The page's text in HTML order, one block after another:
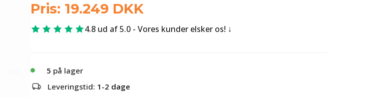
Pris: 19.249 DKK
4.8 ud af 5.0 - Vores kunder elsker os!
5 på lager
Leveringstid: 1-2 dage